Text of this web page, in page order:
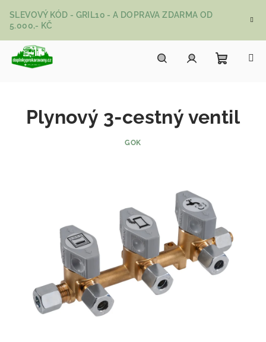
SLEVOVÝ KÓD - GRIL10 - A DOPRAVA ZDARMA OD
5.000,- KČ
Plynový 3-cestný ventil
GOK